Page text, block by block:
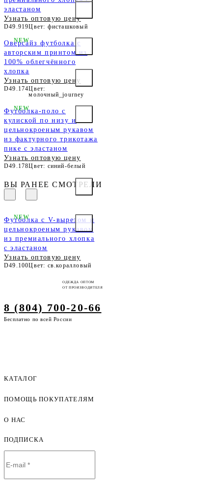
эластаном
Узнать оптовую цену
D49.919Цвет: фисташковый
Оверсайз футболка с
авторским принтом из
100% облегчённого
хлопка
Узнать оптовую цену
D49.174Цвет:
молочный_journey
NEW
Футболка-поло с
кулиской по низу и
цельнокроеным рукавом
из фактурного трикотажа
пике с эластаном
Узнать оптовую цену
D49.178Цвет: синий-белый
NEW
ВЫ РАНЕЕ СМОТРЕЛИ
Футболка с V-вырезом и
цельнокроеным рукавом
из премиального хлопка
с эластаном
Узнать оптовую цену
D49.100Цвет: св.коралловый
NEW
ОДЕЖДА ОПТОМ
ОТ ПРОИЗВОДИТЕЛЯ
8 (804) 700-20-66
Бесплатно по всей России
КАТАЛОГ
Женская одежда оптом
Мужская одежда оптом
ПОМОЩЬ ПОКУПАТЕЛЯМ
Оплата и доставка
Договор-оферта
Условия сотрудничества
О НАС
ПОДПИСКА